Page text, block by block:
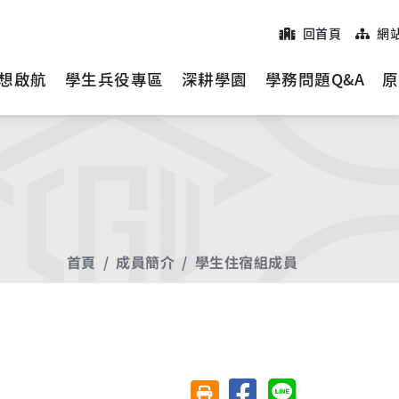
回首頁 網
啟航 學生兵役專區 深耕學園 學務問題Q&A
首頁 成員簡介 學生住宿組成員
友善列印(另開視窗)
分享至臉書分享至 Line